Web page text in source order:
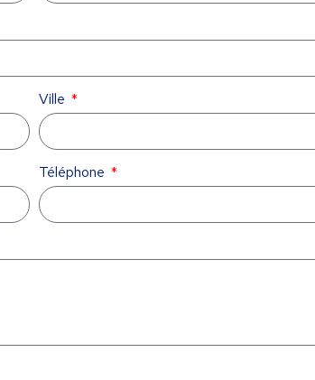
Ville
Téléphone